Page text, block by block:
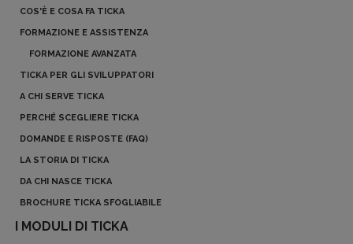
COS'È E COSA FA TICKA
FORMAZIONE E ASSISTENZA
FORMAZIONE AVANZATA
TICKA PER GLI SVILUPPATORI
A CHI SERVE TICKA
PERCHÉ SCEGLIERE TICKA
DOMANDE E RISPOSTE (FAQ)
LA STORIA DI TICKA
DA CHI NASCE TICKA
BROCHURE TICKA SFOGLIABILE
I MODULI DI TICKA